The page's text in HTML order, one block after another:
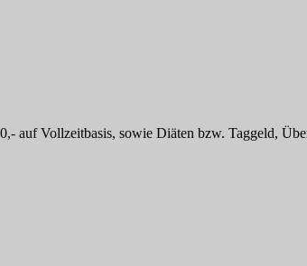
auf Vollzeitbasis, sowie Diäten bzw. Taggeld,